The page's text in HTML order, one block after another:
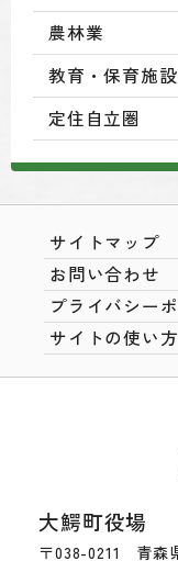
農林業
教育・保育施設
定住自立圏
サイトマップ
お問い合わせ
プライバシー
サイトの使い方
大鰐町役場
〒038-0211 青森